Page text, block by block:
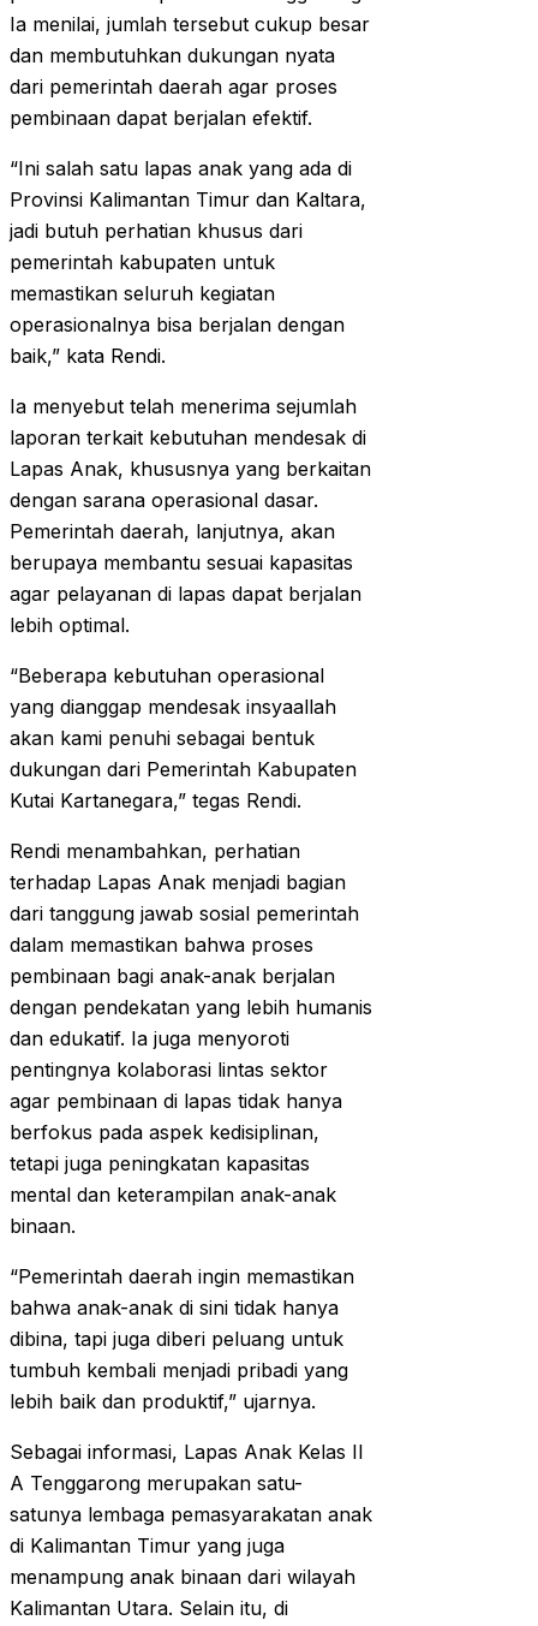
Ia menilai, jumlah tersebut cukup besar
dan membutuhkan dukungan nyata
dari pemerintah daerah agar proses
pembinaan dapat berjalan efektif.
“Ini salah satu lapas anak yang ada di
Provinsi Kalimantan Timur dan Kaltara,
jadi butuh perhatian khusus dari
pemerintah kabupaten untuk
memastikan seluruh kegiatan
operasionalnya bisa berjalan dengan
baik,” kata Rendi.
Ia menyebut telah menerima sejumlah
laporan terkait kebutuhan mendesak di
Lapas Anak, khususnya yang berkaitan
dengan sarana operasional dasar.
Pemerintah daerah, lanjutnya, akan
berupaya membantu sesuai kapasitas
agar pelayanan di lapas dapat berjalan
lebih optimal.
“Beberapa kebutuhan operasional
yang dianggap mendesak insyaallah
akan kami penuhi sebagai bentuk
dukungan dari Pemerintah Kabupaten
Kutai Kartanegara,” tegas Rendi.
Rendi menambahkan, perhatian
terhadap Lapas Anak menjadi bagian
dari tanggung jawab sosial pemerintah
dalam memastikan bahwa proses
pembinaan bagi anak-anak berjalan
dengan pendekatan yang lebih humanis
dan edukatif. Ia juga menyoroti
pentingnya kolaborasi lintas sektor
agar pembinaan di lapas tidak hanya
berfokus pada aspek kedisiplinan,
tetapi juga peningkatan kapasitas
mental dan keterampilan anak-anak
binaan.
“Pemerintah daerah ingin memastikan
bahwa anak-anak di sini tidak hanya
dibina, tapi juga diberi peluang untuk
tumbuh kembali menjadi pribadi yang
lebih baik dan produktif,” ujarnya.
Sebagai informasi, Lapas Anak Kelas II
A Tenggarong merupakan satu-
satunya lembaga pemasyarakatan anak
di Kalimantan Timur yang juga
menampung anak binaan dari wilayah
Kalimantan Utara. Selain itu, di